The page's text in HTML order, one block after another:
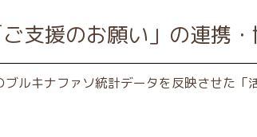
支援のお願い」の連携
ルキナファソ統計データを反映させた「